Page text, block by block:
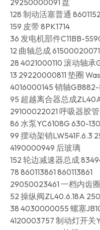
29250000091 盘
128 制动活塞普通
159 皮带 8PK1714
36 发电机部件C11BB-
12 曲轴总成 61500020071
28 4021000110 滚动轴承
13 29220000811 垫圈
4016000145 销轴
95 超越离合器总成
29100022021 呼吸器胶管
86 水泵YC6108G 630-
99 摆动架销LW541F.6.3
4190000949 后玻璃
152 轮边减速器总成
78 860113861 860113861
29050023461 一档内齿圈
52 操纵阀ZL40.6.18A
38 4030000055 螺塞
4120003757 制动灯开关